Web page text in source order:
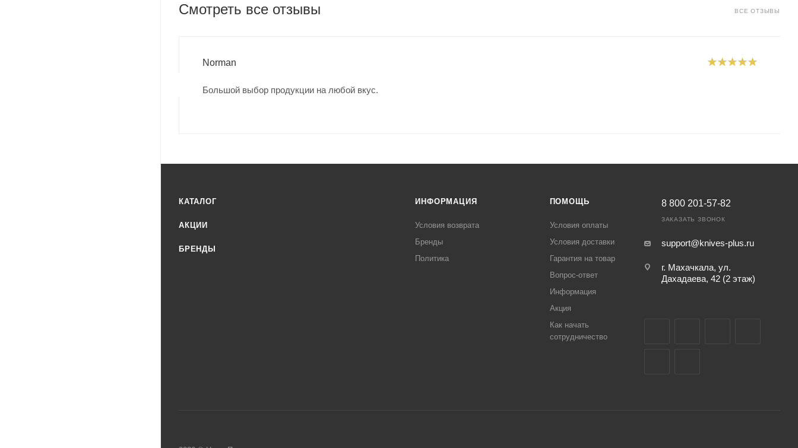
Смотреть все отзывы ВСЕ ОТЗЫВЫ
Norman
Большой выбор продукции на любой вкус.
КАТАЛОГ
АКЦИИ
БРЕНДЫ
ИНФОРМАЦИЯ
Условия возврата
Бренды
Политика
ПОМОЩЬ
Условия оплаты
Условия доставки
Гарантия на товар
Вопрос-ответ
Информация
Акция
Как начать
сотрудничество
8 800 201-57-82
ЗАКАЗАТЬ ЗВОНОК
support@knives-plus.ru
г. Махачкала, ул.
Дахадаева, 42 (2 этаж)